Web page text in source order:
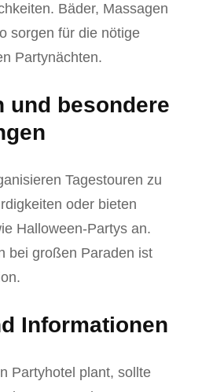
Bäder, Massagen
sorgen für die nötige
Partynächten.
und besondere
Tagestouren zu
oder bieten
Halloween-Partys an.
bei großen Paraden ist
Informationen
Partyhotel plant, sollte